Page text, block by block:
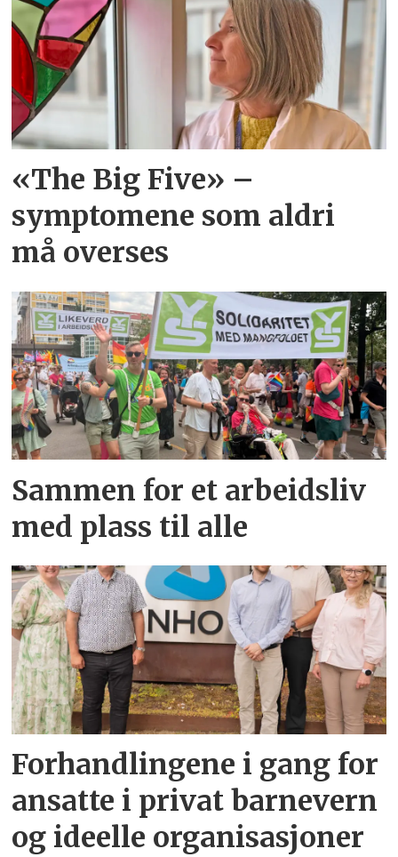
«The Big Five» –
symptomene som aldri
må overses
Sammen for et arbeidsliv
med plass til alle
Forhandlingene i gang for
ansatte i privat barnevern
og ideelle organisasjoner